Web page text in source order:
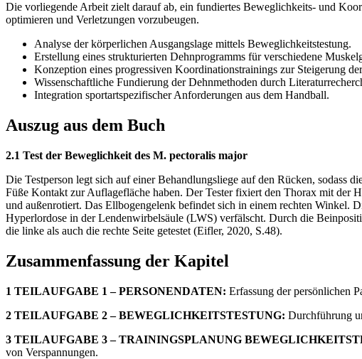
Die vorliegende Arbeit zielt darauf ab, ein fundiertes Beweglichkeits- und
optimieren und Verletzungen vorzubeugen.
Analyse der körperlichen Ausgangslage mittels Beweglichkeitstestung.
Erstellung eines strukturierten Dehnprogramms für verschiedene
Konzeption eines progressiven Koordinationstrainings zur Steigerung
Wissenschaftliche Fundierung der Dehnmethoden durch
Integration sportartspezifischer Anforderungen aus dem Handball.
Auszug aus dem Buch
2.1 Test der Beweglichkeit des M. pectoralis major
Die Testperson legt sich auf einer Behandlungsliege auf den Rücken, sodass
Füße Kontakt zur Auflagefläche haben. Der Tester fixiert den Thorax mit der
und außenrotiert. Das Ellbogengelenk befindet sich in einem rechten Winkel.
Hyperlordose in der Lendenwirbelsäule (LWS) verfälscht. Durch die
die linke als auch die rechte Seite getestet (Eifler, 2020, S.48).
Zusammenfassung der Kapitel
1 TEILAUFGABE 1 – PERSONENDATEN: Erfassung der persönlichen
2 TEILAUFGABE 2 – BEWEGLICHKEITSTESTUNG: Durchführung
3 TEILAUFGABE 3 – TRAININGSPLANUNG
von Verspannungen.